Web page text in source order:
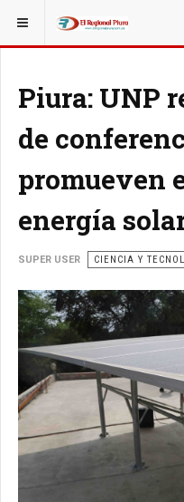
ESTÁ AQUÍ: MISCELANEAS
Piura: UNP
de
promueven
energía
SUPER USER CIENCIA Y